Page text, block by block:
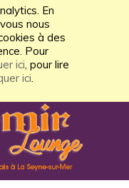
En
nous
à des
Pour
ici, pour lire
ici.